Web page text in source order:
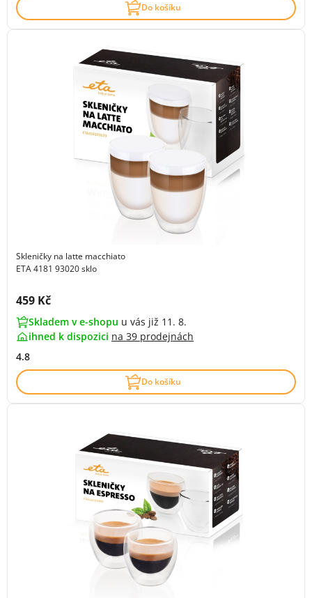
Do košíku
Skleničky na latte macchiato
ETA 4181 93020 sklo
Cena s DPH:
459 Kč
Skladem v e-shopu u vás již 11. 8.
ihned k dispozici na 39 prodejnách
4.8
Do košíku